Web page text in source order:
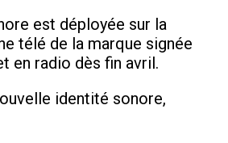
est déployée sur la
télé de la marque signée
en radio dès fin avril.
identité sonore,